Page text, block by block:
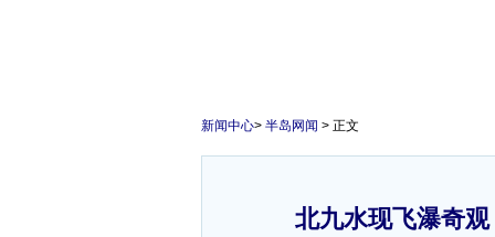
新闻中心> 半岛网闻 > 正文
北九水现飞瀑奇